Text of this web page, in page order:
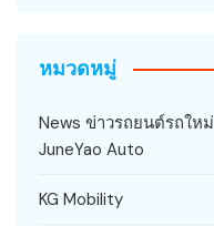
หมวดหมู่
News ข่าวรถยนต์รถใหม่
JuneYao Auto
KG Mobility